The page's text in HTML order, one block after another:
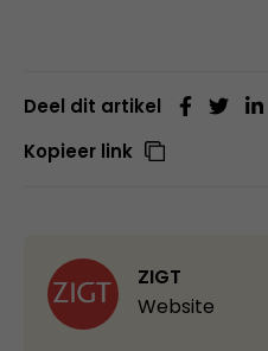
Deel dit artikel
Kopieer link
ZIGT
Website